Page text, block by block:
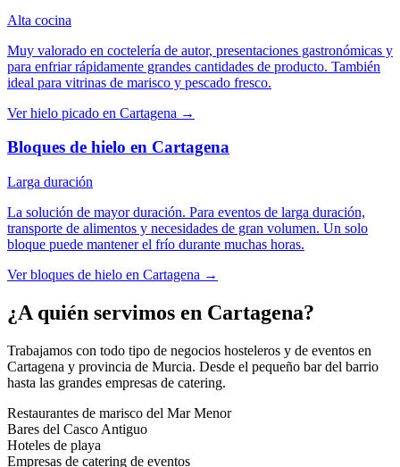
Alta cocina
Muy valorado en coctelería de autor, presentaciones gastronómicas y
para enfriar rápidamente grandes cantidades de producto. También
ideal para vitrinas de marisco y pescado fresco.
Verhielo picado en Cartagena →
Bloques de hielo en Cartagena
Larga duración
La solución de mayor duración. Para eventos de larga duración,
transporte de alimentos y necesidades de gran volumen. Un solo
bloque puede mantener el frío durante muchas horas.
Verbloques de hielo en Cartagena →
¿A quién servimos en Cartagena?
Trabajamos con todo tipo de negocios hosteleros y de eventos en
Cartagena y provincia de Murcia. Desde el pequeño bar del barrio
hasta las grandes empresas de catering.
Restaurantes de marisco del Mar Menor
Bares del Casco Antiguo
Hoteles de playa
Empresas de catering de eventos